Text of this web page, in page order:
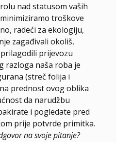
nad statusom vaših
troškove
radeći za ekologiju,
zagađivali okoliš,
prijevozu
razloga naša roba je
(streč folija i
prednost ovog oblika
da narudžbu
i pogledate pred
prije potvrde primitka.
na svoje pitanje?